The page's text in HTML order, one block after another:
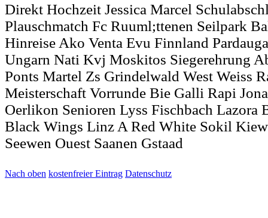
Direkt Hochzeit Jessica Marcel
Plauschmatch Fc Ruuml;ttenen Seilpark
Hinreise Ako Venta Evu Finnland
Ungarn Nati Kvj Moskitos Siegerehrung
Ponts Martel Zs Grindelwald West Weiss
Meisterschaft Vorrunde Bie Galli Rapi
Oerlikon Senioren Lyss Fischbach
Black Wings Linz A Red White Sokil
Seewen Ouest Saanen Gstaad
Nach oben kostenfreier Eintrag Datenschutz